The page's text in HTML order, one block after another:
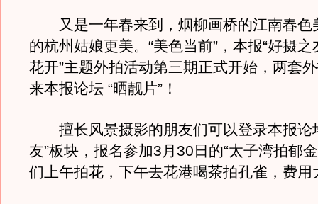
又是一年春来到，烟柳画桥的江南春色
的杭州姑娘更美。“美色当前”，本报“好摄之
花开”主题外拍活动第三期正式开始，两套
来本报论坛 “晒靓片”！
擅长风景摄影的朋友们可以登录本报论
友”板块，报名参加3月30日的“太子湾拍郁
们上午拍花，下午去花港喝茶拍孔雀，费用